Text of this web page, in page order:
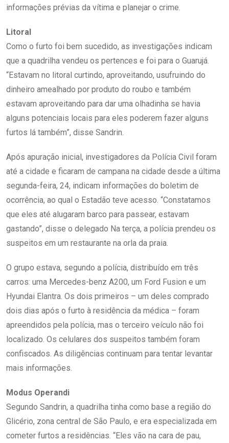
informações prévias da vítima e planejar o crime.
Litoral
Como o furto foi bem sucedido, as investigações indicam
que a quadrilha vendeu os pertences e foi para o Guarujá.
“Estavam no litoral curtindo, aproveitando, usufruindo do
dinheiro amealhado por produto do roubo e também
estavam aproveitando para dar uma olhadinha se havia
alguns potenciais locais para eles poderem fazer alguns
furtos lá também”, disse Sandrin.
Após apuração inicial, investigadores da Polícia Civil foram
até a cidade e ficaram de campana na cidade desde a última
segunda-feira, 24, indicam informações do boletim de
ocorrência, ao qual o Estadão teve acesso. “Constatamos
que eles até alugaram barco para passear, estavam
gastando”, disse o delegado Na terça, a polícia prendeu os
suspeitos em um restaurante na orla da praia.
O grupo estava, segundo a polícia, distribuído em três
carros: uma Mercedes-benz A200, um Ford Fusion e um
Hyundai Elantra. Os dois primeiros – um deles comprado
dois dias após o furto à residência da médica – foram
apreendidos pela polícia, mas o terceiro veículo não foi
localizado. Os celulares dos suspeitos também foram
confiscados. As diligências continuam para tentar levantar
mais informações.
Modus Operandi
Segundo Sandrin, a quadrilha tinha como base a região do
Glicério, zona central de São Paulo, e era especializada em
cometer furtos a residências. “Eles vão na cara de pau,